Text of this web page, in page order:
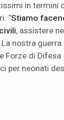
in termini
“Stiamo
, assistere
nostra guerra
Forze di Difesa
per neonati